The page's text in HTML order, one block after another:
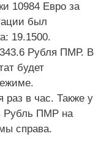
10984 Евро за
был
19.1500.
Рубля ПМР. В
будет
раз в час. Также у
Рубль ПМР на
справа.